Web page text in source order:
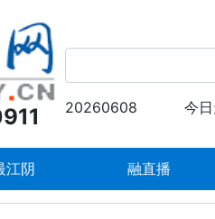
20260608 今
江阴 融直播